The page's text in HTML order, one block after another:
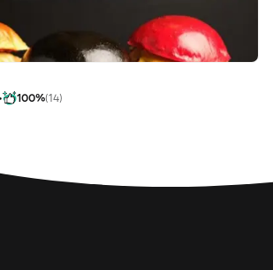
100%(14)